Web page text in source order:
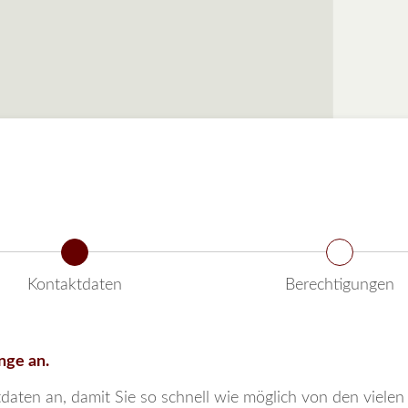
Kontaktdaten Berechtigungen
an.
an, damit Sie so schnell wie möglich von den